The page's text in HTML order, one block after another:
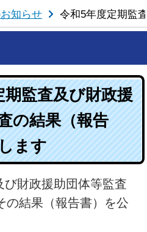
知らせ 令和5年度定期監
期監査及び財政援
の結果（報告
ます
財政援助団体等監査
の結果（報告書）を公